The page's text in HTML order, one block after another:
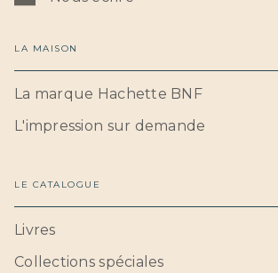
LA MAISON
La marque Hachette BNF
L'impression sur demande
LE CATALOGUE
Livres
Collections spéciales